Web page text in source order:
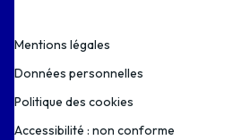
Mentions légales
Données personnelles
Politique des cookies
Accessibilité : non conforme